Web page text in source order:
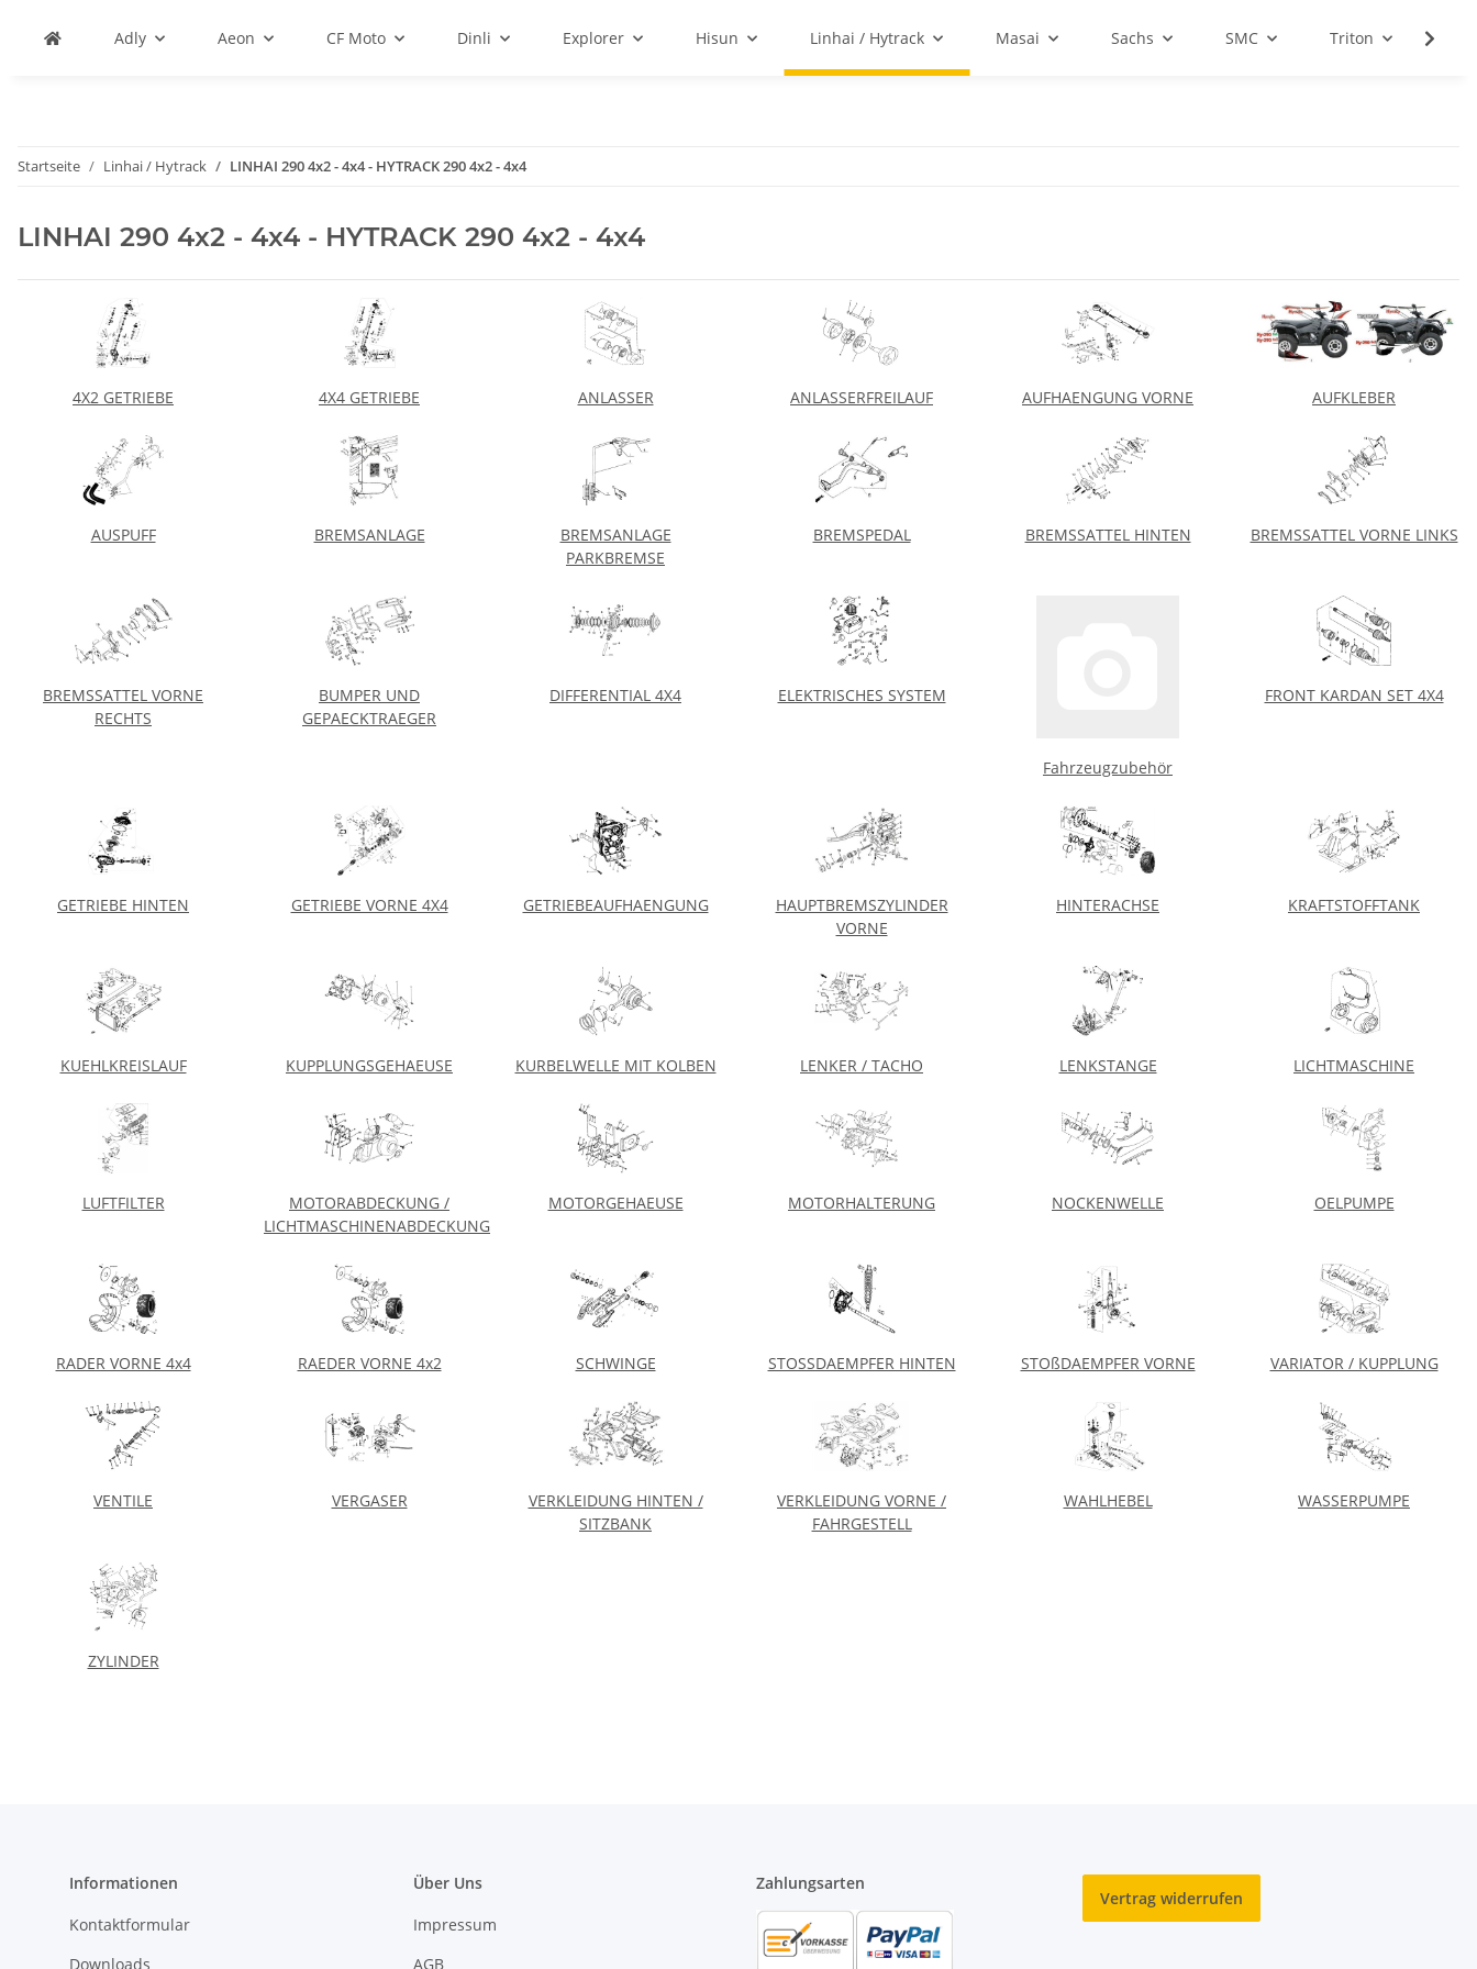
Adly Aeon CF Moto Dinli Explorer Hisun Linhai / Hytrack Masai Sachs SMC Triton
Startseite Linhai / Hytrack LINHAI 290 4x2 - 4x4 - HYTRACK 290 4x2 - 4x4
LINHAI 290 4x2 - 4x4 - HYTRACK 290 4x2 - 4x4
4X2 GETRIEBE 4X4 GETRIEBE ANLASSER ANLASSERFREILAUF AUFHAENGUNG VORNE AUFKLEBER
AUSPUFF BREMSANLAGE
BREMSANLAGE
PARKBREMSE
BREMSPEDAL BREMSSATTEL HINTEN BREMSSATTEL VORNE LINKS
BREMSSATTEL VORNE
RECHTS
BUMPER UND
GEPAECKTRAEGER
DIFFERENTIAL 4X4 ELEKTRISCHES SYSTEM
Fahrzeugzubehör
FRONT KARDAN SET 4X4
GETRIEBE HINTEN GETRIEBE VORNE 4X4 GETRIEBEAUFHAENGUNG
HAUPTBREMSZYLINDER
VORNE
HINTERACHSE KRAFTSTOFFTANK
KUEHLKREISLAUF KUPPLUNGSGEHAEUSE KURBELWELLE MIT KOLBEN LENKER / TACHO LENKSTANGE LICHTMASCHINE
LUFTFILTER
MOTORABDECKUNG /
LICHTMASCHINENABDECKUNG
MOTORGEHAEUSE MOTORHALTERUNG NOCKENWELLE OELPUMPE
RADER VORNE 4x4 RAEDER VORNE 4x2 SCHWINGE STOSSDAEMPFER HINTEN STOßDAEMPFER VORNE VARIATOR / KUPPLUNG
VENTILE VERGASER
VERKLEIDUNG HINTEN /
SITZBANK
VERKLEIDUNG VORNE /
FAHRGESTELL
WAHLHEBEL WASSERPUMPE
ZYLINDER
Informationen
Kontaktformular
Downloads
Über Uns
Impressum
AGB
Zahlungsarten
Vertrag widerrufen